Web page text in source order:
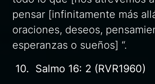
pensar [infinitamente más
oraciones, deseos,
esperanzas o sueños] “.
10. Salmo 16: 2 (RVR1960)